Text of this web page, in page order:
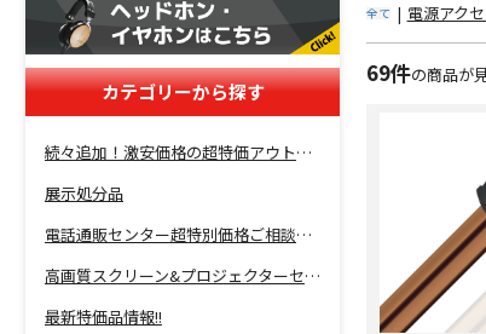
カテゴリーから探す
続々追加！激安価格の超特価アウトレットセール開催！
展示処分品
電話通販センター超特別価格ご相談コーナー！
高画質スクリーン&プロジェクターセット超特価！
最新特価品情報!!
全て | 電源アク
69件の商品が